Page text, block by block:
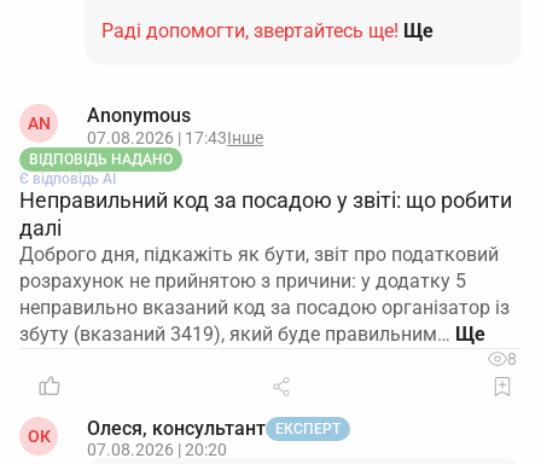
Раді допомогти, звертайтесь ще! Ще
AN Anonymous
07.08.2026 | 17:43Інше
ВІДПОВІДЬ НАДАНО
Є відповідь АІ
Неправильний код за посадою у звіті: що робити
далі
Доброго дня, підкажіть як бути, звіт про податковий
розрахунок не прийнятою з причини: у додатку 5
неправильно вказаний код за посадою організатор із
збуту (вказаний 3419), який буде правильним…
8
ОК Олеся, консультант ЕКСПЕРТ
07.08.2026 | 20:20